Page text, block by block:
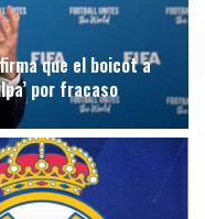
que el boicot a
por fracaso